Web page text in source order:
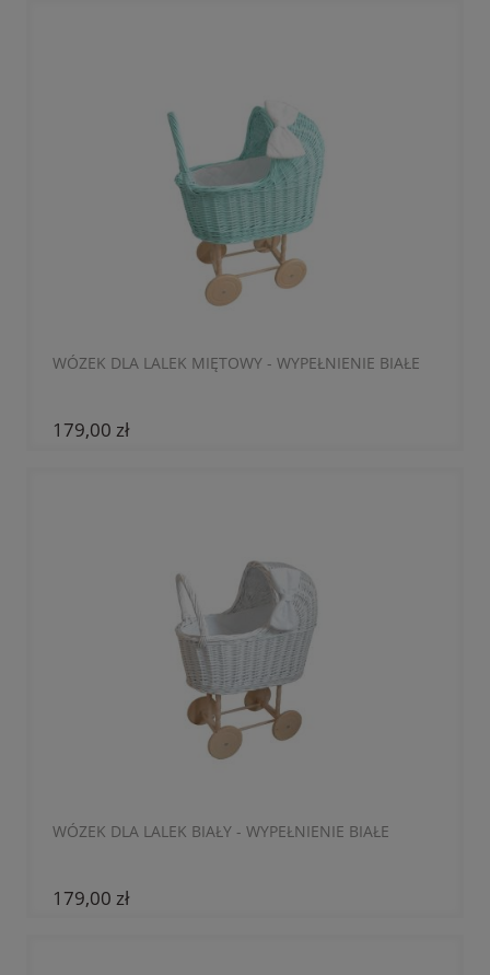
WÓZEK DLA LALEK MIĘTOWY - WYPEŁNIENIE BIAŁE
179,00 zł
WÓZEK DLA LALEK BIAŁY - WYPEŁNIENIE BIAŁE
179,00 zł